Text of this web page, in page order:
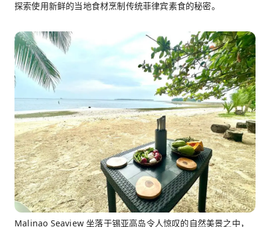
探索使用新鲜的当地食材烹制传统菲律宾素食的秘密。
Malinao Seaview 坐落于锡亚高岛令人惊叹的自然美景之中，